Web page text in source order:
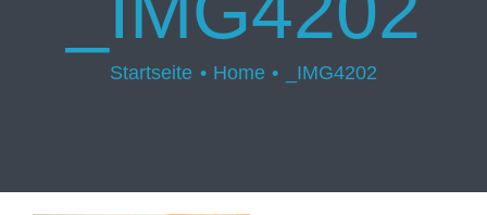
Startseite Home _IMG4202